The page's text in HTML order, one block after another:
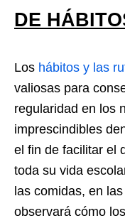
DE
Los hábitos y las
valiosas para
regularidad en los
imprescindibles
el fin de facilitar el
toda su vida
las comidas, en
observará cómo